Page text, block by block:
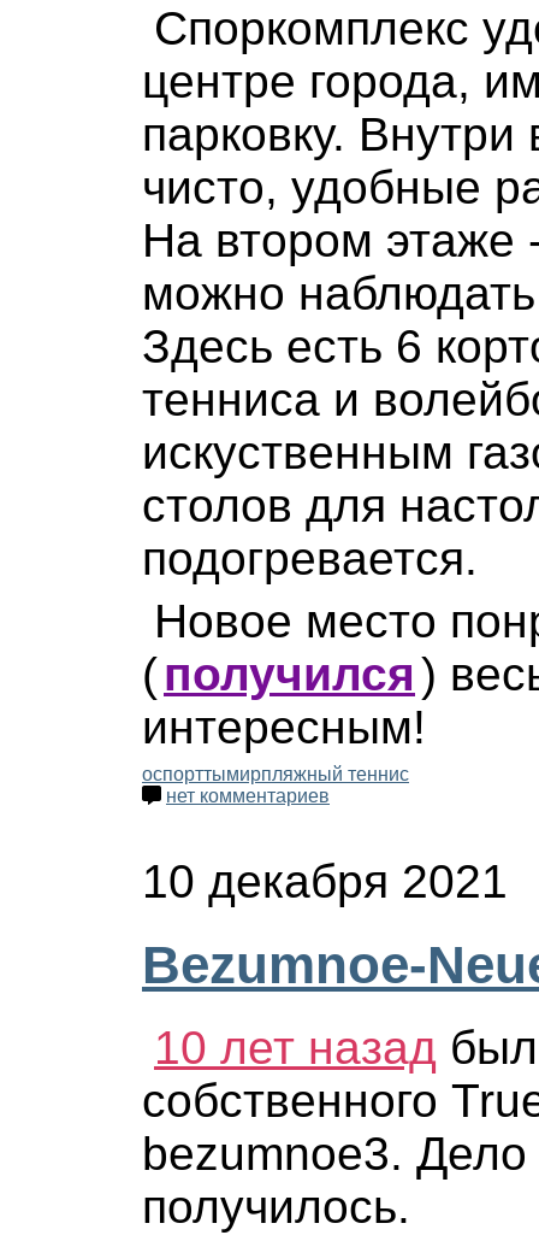
Споркомплекс
центре города,
парковку.
чисто, удобные
На втором этаже
можно
Здесь есть 6
тенниса и
искуственным
столов для
подогревается.
Новое место
(получился)
интересным!
оспорттымирпляжный теннис
нет комментариев
10 декабря 2021
Bezumnoe-
10 лет назад
собственного
bezumnoe3. Дело
получилось.